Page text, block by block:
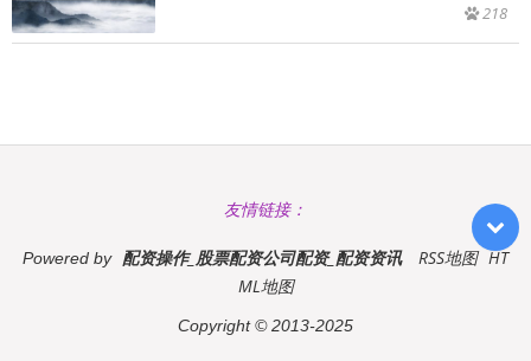
218
友情链接：
Powered by 配资操作_股票配资公司配资_配资资讯 RSS地图 HT
ML地图
Copyright© 2013-2025